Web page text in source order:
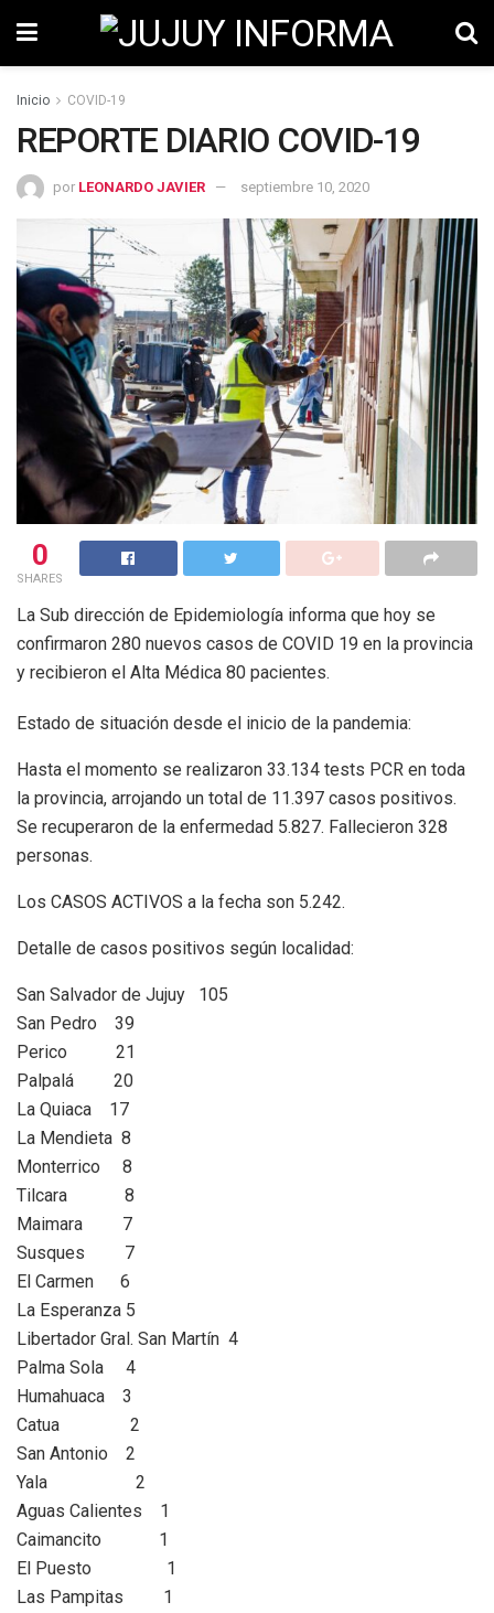
Inicio COVID-19
REPORTE DIARIO COVID-19
por LEONARDO JAVIER septiembre 10, 2020
0
SHARES
La Sub dirección de Epidemiología informa que hoy se
confirmaron 280 nuevos casos de COVID 19 en la provincia
y recibieron el Alta Médica 80 pacientes.
Estado de situación desde el inicio de la pandemia:
Hasta el momento se realizaron 33.134 tests PCR en toda
la provincia, arrojando un total de 11.397 casos positivos.
Se recuperaron de la enfermedad 5.827. Fallecieron 328
personas.
Los CASOS ACTIVOS a la fecha son 5.242.
Detalle de casos positivos según localidad:
San Salvador de Jujuy 105
San Pedro 39
Perico 21
Palpalá 20
La Quiaca 17
La Mendieta 8
Monterrico 8
Tilcara 8
Maimara 7
Susques 7
El Carmen 6
La Esperanza 5
Libertador Gral. San Martín 4
Palma Sola 4
Humahuaca 3
Catua 2
San Antonio 2
Yala 2
Aguas Calientes 1
Caimancito 1
El Puesto 1
Las Pampitas 1